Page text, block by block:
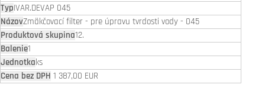
IVAR.DEVAP 045
Zmäkčovací filter - pre úpravu tvrdosti vody - 045
12.
1
ks
1 387,00 EUR